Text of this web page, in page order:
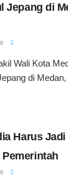
Jepang di
0
Wali Kota
di Medan,
Harus
0